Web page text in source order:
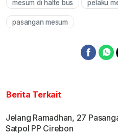
mesum di halte bus pelaku
pasangan mesum
Berita Terkait
Jelang Ramadhan, 27
Satpol PP Cirebon